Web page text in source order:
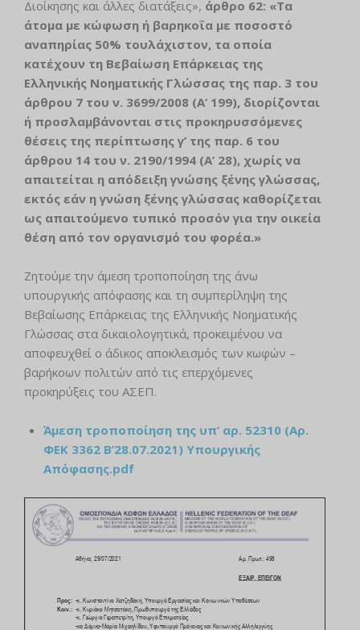
Διοίκησης και άλλες διατάξεις», άρθρο 62: «Τα
άτομα με κώφωση ή βαρηκοΐα με ποσοστό
αναπηρίας 50% τουλάχιστον, τα οποία
κατέχουν τη Βεβαίωση Επάρκειας της
Ελληνικής Νοηματικής Γλώσσας της παρ. 3 του
άρθρου 7 του ν. 3699/2008 (Α’ 199), διορίζονται
ή προσλαμβάνονται στις προκηρυσσόμενες
θέσεις της περίπτωσης γ’ της παρ. 6 του
άρθρου 14 του ν. 2190/1994 (Α’ 28), χωρίς να
απαιτείται η απόδειξη γνώσης ξένης γλώσσας,
εκτός εάν η γνώση ξένης γλώσσας καθορίζεται
ως απαιτούμενο τυπικό προσόν για την οικεία
θέση από τον οργανισμό του φορέα.»
Ζητούμε την άμεση τροποποίηση της άνω
υπουργικής απόφασης και τη συμπερίληψη της
Βεβαίωσης Επάρκειας της Ελληνικής Νοηματικής
Γλώσσας στα δικαιολογητικά, προκειμένου να
αποφευχθεί ο άδικος αποκλεισμός των κωφών –
βαρήκοων πολιτών από τις επερχόμενες
προκηρύξεις του ΑΣΕΠ.
Άμεση τροποποίηση της υπ’ αρ. 52310 (Αρ.
ΦΕΚ 3362 Β’28.07.2021) Υπουργικής
Απόφασης.pdf